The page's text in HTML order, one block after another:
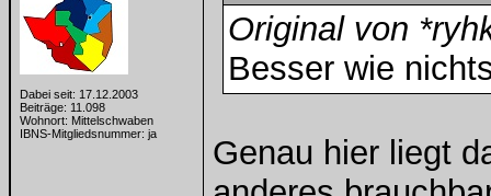
Dabei seit: 17.12.2003
Beiträge: 11.098
Wohnort: Mittelschwaben
IBNS-Mitgliedsnummer: ja
Original von
Besser wie
Genau hier liegt